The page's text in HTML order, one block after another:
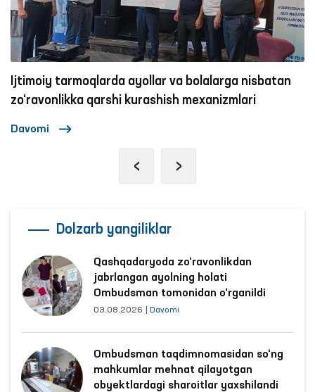
Ombudsmanning bir kuni
Davomi
‹ ›
Dolzarb yangiliklar
Qashqadaryoda zo‘ravonlikdan
jabrlangan ayolning holati
Ombudsman tomonidan o‘rganildi
03.08.2026 Davomi
Ombudsman taqdimnomasidan so‘ng
mahkumlar mehnat qilayotgan
obyektlardagi sharoitlar yaxshilandi